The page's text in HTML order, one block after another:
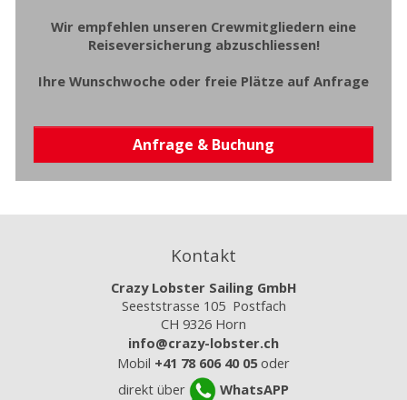
Wir empfehlen unseren Crewmitgliedern eine
Reiseversicherung abzuschliessen!
Ihre Wunschwoche oder freie Plätze auf Anfrage
Anfrage & Buchung
Kontakt
Crazy Lobster Sailing GmbH
Seeststrasse 105 Postfach
CH 9326 Horn
info@crazy-lobster.ch
Mobil +41 78 606 40 05oder
direkt über
WhatsAPP